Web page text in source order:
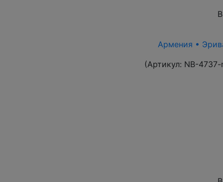
Армения •
(Артикул: NB-4737-